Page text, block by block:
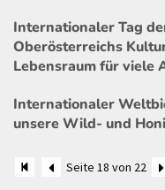
Internationaler Tag
Oberösterreichs
Lebensraum für viele
Internationaler
unsere Wild- und
Seite 18 von 22